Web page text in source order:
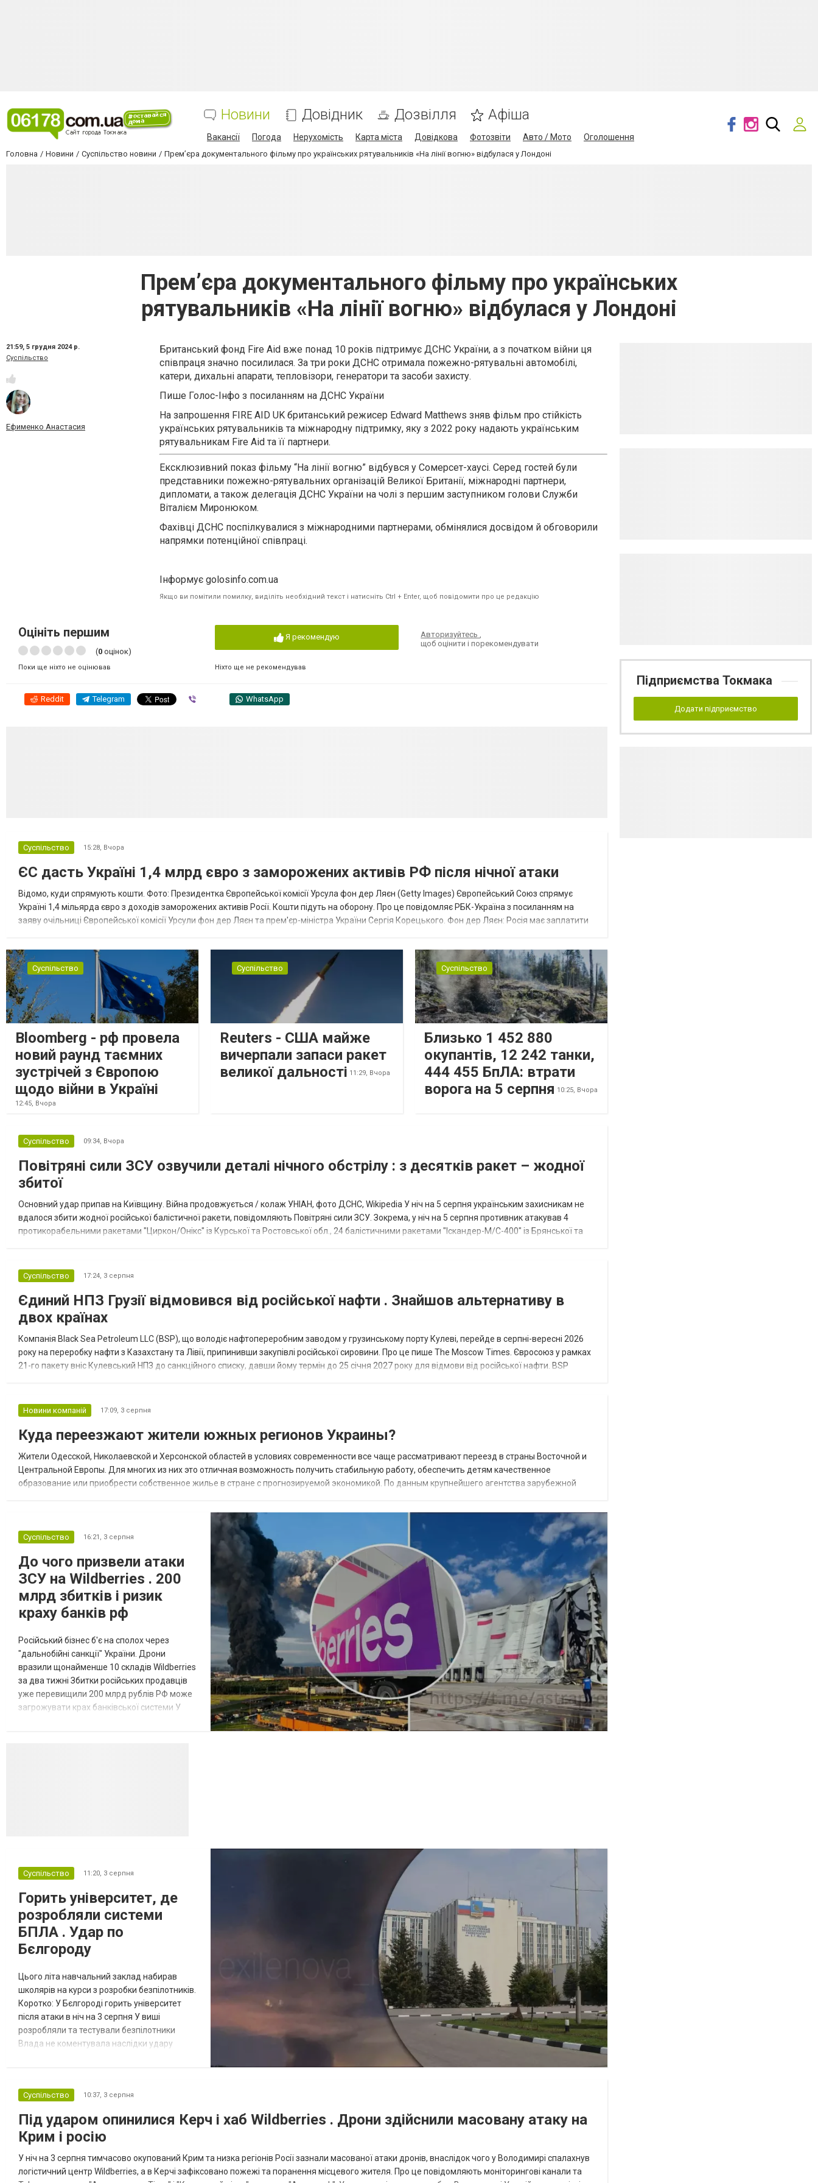
Новини Довідник Дозвілля Афіша
Вакансії Погода Нерухомість Карта міста Довідкова Фотозвіти Авто / Мото Оголошення
Головна Новини Суспільство новини Прем’єра документального фільму про українських рятувальників «На лінії вогню» відбулася у Лондоні
Прем’єра документального фільму про українських
рятувальників «На лінії вогню» відбулася у Лондоні
21:59, 5 грудня 2024 р.
Суспільство
Ефименко Анастасия
Британський фонд Fire Aid вже понад 10 років підтримує ДСНС України, а з початком війни ця
співпраця значно посилилася. За три роки ДСНС отримала пожежно-рятувальні автомобілі,
катери, дихальні апарати, тепловізори, генератори та засоби захисту.
Пише Голос-Інфо з посиланням на ДСНС України
На запрошення FIRE AID UK британський режисер Edward Matthews зняв фільм про стійкість
українських рятувальників та міжнародну підтримку, яку з 2022 року надають українським
рятувальникам Fire Aid та її партнери.
Ексклюзивний показ фільму “На лінії вогню” відбувся у Сомерсет-хаусі. Серед гостей були
представники пожежно-рятувальних організацій Великої Британії, міжнародні партнери,
дипломати, а також делегація ДСНС України на чолі з першим заступником голови Служби
Віталієм Миронюком.
Фахівці ДСНС поспілкувалися з міжнародними партнерами, обмінялися досвідом й обговорили
напрямки потенційної співпраці.
Інформує golosinfo.com.ua
Якщо ви помітили помилку, виділіть необхідний текст і натисніть Ctrl + Enter, щоб повідомити про це редакцію
Оцініть першим
(0 оцінок)
Поки ще ніхто не оцінював
Я рекомендую
Ніхто ще не рекомендував
Авторизуйтесь,
щоб оцінити і порекомендувати
Reddit Telegram WhatsApp
Суспільство 15:28, Вчора
ЄС дасть Україні 1,4 млрд євро з заморожених активів РФ після нічної атаки
Відомо, куди спрямують кошти. Фото: Президентка Європейської комісії Урсула фон дер Ляєн (Getty Images) Європейський Союз спрямує
Україні 1,4 мільярда євро з доходів заморожених активів Росії. Кошти підуть на оборону. Про це повідомляє РБК-Україна з посиланням на
заяву очільниці Європейської комісії Урсули фон дер Ляєн та прем'єр-міністра України Сергія Корецького. Фон дер Ляєн: Росія має заплатити
Суспільство
Bloomberg - рф провела
новий раунд таємних
зустрічей з Європою
щодо війни в Україні
12:45, Вчора
Суспільство
Reuters - США майже
вичерпали запаси ракет
великої дальності 11:29, Вчора
Суспільство
Близько 1 452 880
окупантів, 12 242 танки,
444 455 БпЛА: втрати
ворога на 5 серпня 10:25, Вчора
Суспільство 09:34, Вчора
Повітряні сили ЗСУ озвучили деталі нічного обстрілу : з десятків ракет – жодної
збитої
Основний удар припав на Київщину. Війна продовжується / колаж УНІАН, фото ДСНС, Wikipedia У ніч на 5 серпня українським захисникам не
вдалося збити жодної російської балістичної ракети, повідомляють Повітряні сили ЗСУ. Зокрема, у ніч на 5 серпня противник атакував 4
протикорабельними ракетами "Циркон/Онікс" із Курської та Ростовської обл., 24 балістичними ракетами "Іскандер-М/С-400" із Брянської та
Суспільство 17:24, 3 серпня
Єдиний НПЗ Грузії відмовився від російської нафти . Знайшов альтернативу в
двох країнах
Компанія Black Sea Petroleum LLC (BSP), що володіє нафтопереробним заводом у грузинському порту Кулеві, перейде в серпні-вересні 2026
року на переробку нафти з Казахстану та Лівії, припинивши закупівлі російської сировини. Про це пише The Moscow Times. Євросоюз у рамках
21-го пакету вніс Кулевський НПЗ до санкційного списку, давши йому термін до 25 січня 2027 року для відмови від російської нафти. BSP
Новини компаній 17:09, 3 серпня
Куда переезжают жители южных регионов Украины?
Жители Одесской, Николаевской и Херсонской областей в условиях современности все чаще рассматривают переезд в страны Восточной и
Центральной Европы. Для многих из них это отличная возможность получить стабильную работу, обеспечить детям качественное
образование или приобрести собственное жилье в стране с прогнозируемой экономикой. По данным крупнейшего агентства зарубежной
Суспільство 16:21, 3 серпня
До чого призвели атаки
ЗСУ на Wildberries . 200
млрд збитків і ризик
краху банків рф
Російський бізнес б'є на сполох через
"дальнобійні санкції" України. Дрони
вразили щонайменше 10 складів Wildberries
за два тижні Збитки російських продавців
уже перевищили 200 млрд рублів РФ може
загрожувати крах банківської системи У
Суспільство 11:20, 3 серпня
Горить університет, де
розробляли системи
БПЛА . Удар по
Бєлгороду
Цього літа навчальний заклад набирав
школярів на курси з розробки безпілотників.
Коротко: У Бєлгороді горить університет
після атаки в ніч на 3 серпня У виші
розробляли та тестували безпілотники
Влада не коментувала наслідки удару
після атаки в ніч на 3 серпня - у цьому
безпілотники. Як пише російський Telegram-
канал Astra, наслі...
СПЕЦТЕМА
Новости
в
нинішньому
році
сесія
Суспільство 10:37, 3 серпня
Під ударом опинилися Керч і хаб Wildberries . Дрони здійснили масовану атаку на
Крим і росію
У ніч на 3 серпня тимчасово окупований Крим та низка регіонів Росії зазнали масованої атаки дронів, внаслідок чого у Володимирі спалахнув
логістичний центр Wildberries, а в Керчі зафіксовано пожежі та поранення місцевого жителя. Про це повідомляють моніторингові канали та
Підприємства Токмака
Додати підприємство